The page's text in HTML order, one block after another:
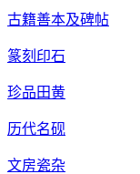
古籍善本及碑帖
篆刻印石
珍品田黄
历代名砚
文房瓷杂